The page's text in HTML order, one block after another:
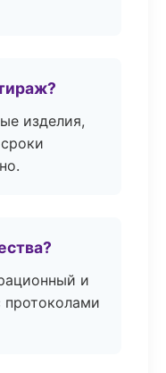
изделия,
и